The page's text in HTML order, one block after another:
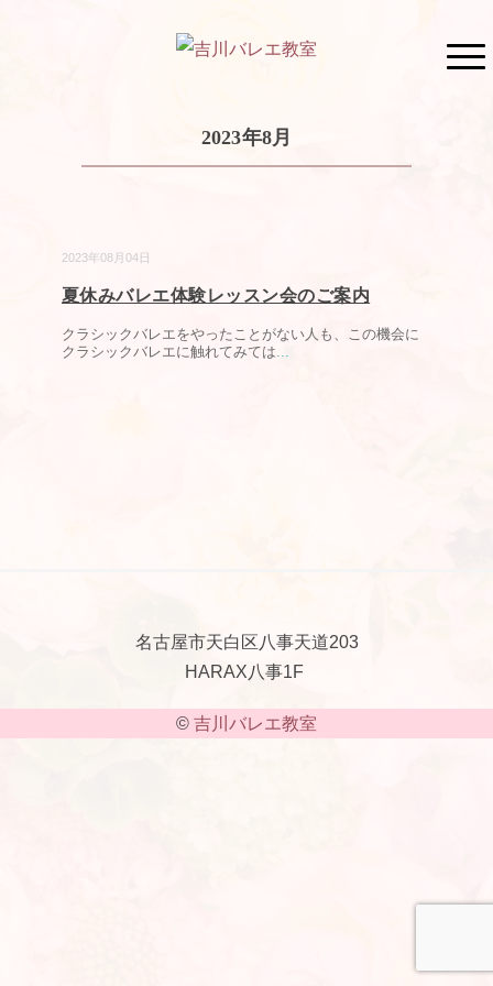
2023年8月
2023年08月04日
夏休みバレエ体験レッスン会のご案内
クラシックバレエをやったことがない人も、この機会に
クラシックバレエに触れてみては...
名古屋市天白区八事天道203
HARAX八事1F
© 吉川バレエ教室